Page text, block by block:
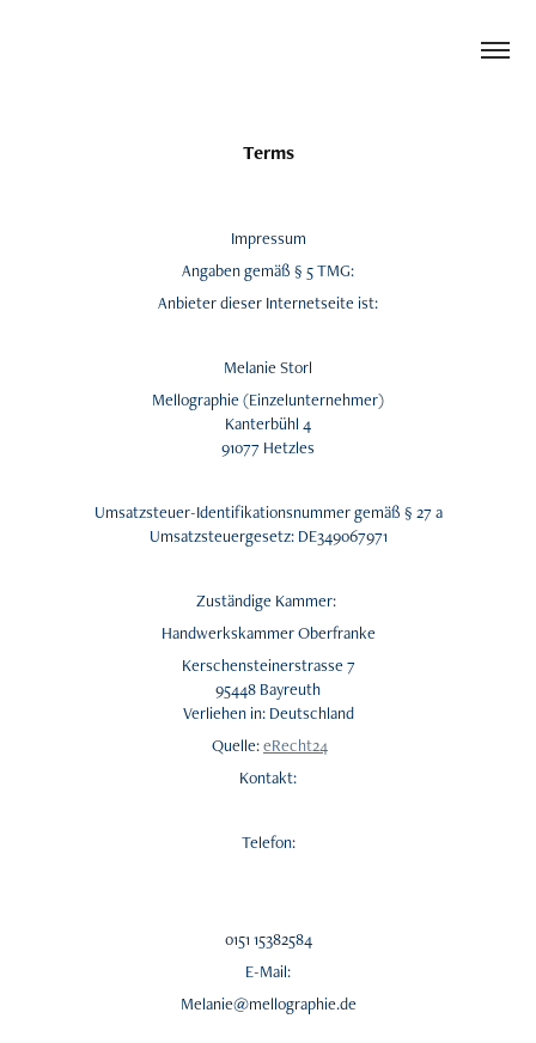
Terms
Impressum
Angaben gemäß § 5 TMG:
Anbieter dieser Internetseite ist:
Melanie Storl
Mellographie (Einzelunternehmer)
Kanterbühl 4
91077 Hetzles
Umsatzsteuer-Identifikationsnummer gemäß § 27 a
Umsatzsteuergesetz: DE349067971
Zuständige Kammer:
Handwerkskammer Oberfranke
Kerschensteinerstrasse 7
95448 Bayreuth
Verliehen in: Deutschland
Quelle:eRecht24
Kontakt:
Telefon:
0151 15382584
E-Mail:
Melanie@mellographie.de